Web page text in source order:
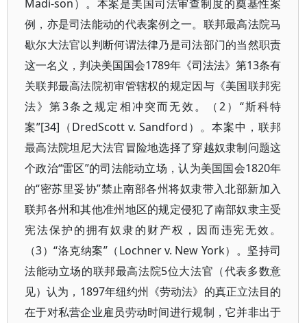
Madi-son）。本案是美国司法审查制度的奠基性案
例，亦是司法能动的代表案例之一。联邦最高法院马
歇尔大法官以判断何谓法律乃是司法部门的当然职责
这一名义，判决美国国会1789年《司法法》第13条有
关联邦最高法院初审管辖权的规定因与《美国联邦宪
法》第3条之规定相冲突而无效。（2）“斯科特
案”[34]（DredScott v. Sandford）。本案中，联邦
最高法院坦尼大法官冒险地选择了穿越奴隶制问题这
个政治“雷区”的司法能动立场，认为美国国会1820年
的“密苏里妥协”禁止南部各州将奴隶带入北部新加入
联邦各州和其他准州地区的规定侵犯了南部奴隶主受
宪法保护的拥有奴隶的财产权，因而违宪无效。
（3）“洛克纳案”（Lochner v. New York）。坚持司
法能动立场的联邦最高法院5位大法官（代表多数意
见）认为，1897年纽约州《劳动法》的真正立法目的
在于对私营企业雇员劳动时间进行规制，它并非出于